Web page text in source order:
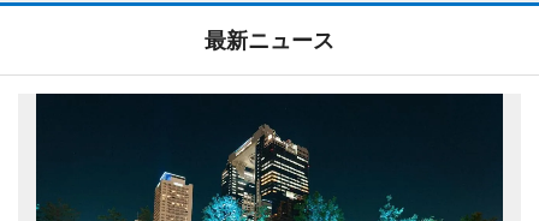
最新ニュース